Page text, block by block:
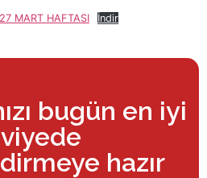
MART HAFTASI İndir
bugün en iyi
hazır